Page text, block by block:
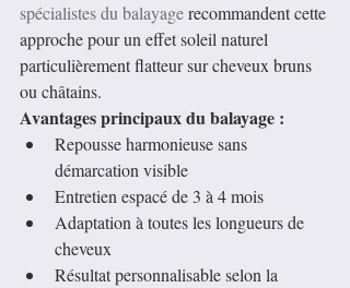
spécialistes du balayage recommandent cette
approche pour un effet soleil naturel
particulièrement flatteur sur cheveux bruns
ou châtains.
Avantages principaux du balayage :
Repousse harmonieuse sans
démarcation visible
Entretien espacé de 3 à 4 mois
Adaptation à toutes les longueurs de
cheveux
Résultat personnalisable selon la